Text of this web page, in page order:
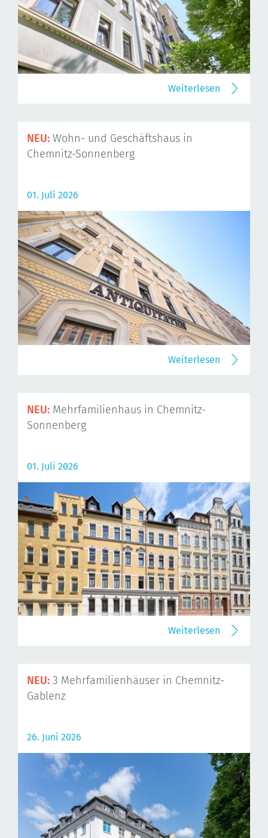
Weiterlesen
NEU: Wohn- und Geschäftshaus in
Chemnitz-Sonnenberg
01. Juli 2026
Weiterlesen
NEU: Mehrfamilienhaus in Chemnitz-
Sonnenberg
01. Juli 2026
Weiterlesen
NEU: 3 Mehrfamilienhäuser in Chemnitz-
Gablenz
26. Juni 2026